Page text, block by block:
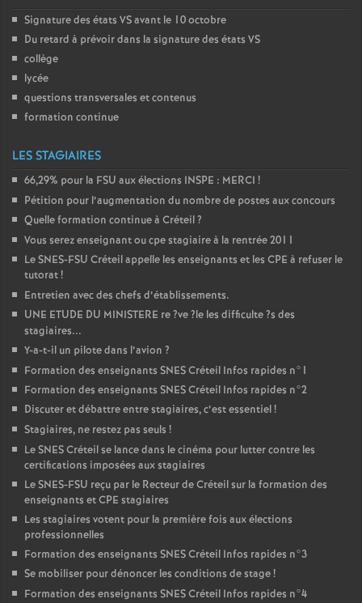
Signature des états VSavant le 10 octobre
Du retard à prévoir dans la signature des états VS
collège
lycée
questions transversales et contenus
formation continue
LES STAGIAIRES
66,29% pour la FSU aux élections INSPE : MERCI !
Pétition pour l’augmentation du nombre de postes aux concours
Quelle formation continue à Créteil?
Vous serez enseignant ou cpe stagiaire à la rentrée 2011
LeSNES-FSU Créteil appelle les enseignants et les CPE à refuser le
tutorat!
Entretien avec des chefs d’établissements.
UNE ETUDE DU MINISTERE re?ve?le les difficulte?s des
stagiaires...
Y-a-t-il un pilote dans l’avion ?
Formation des enseignants SNESCréteil Infos rapides n°1
Formation des enseignants SNESCréteil Infos rapides n°2
Discuter et débattre entre stagiaires, c’est essentiel!
Stagiaires, ne restez pas seuls !
LeSNESCréteil se lance dans le cinéma pour lutter contre les
certifications imposées aux stagiaires
LeSNES-FSU reçu par le Recteur de Créteil sur la formation des
enseignants etCPE stagiaires
Les stagiaires votent pour la première fois aux élections
professionnelles
Formation des enseignants SNESCréteil Infos rapides n°3
Se mobiliser pour dénoncer les conditions de stage!
Formation des enseignants SNESCréteil Infos rapides n°4